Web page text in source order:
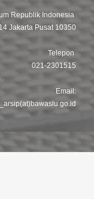
Republik Indonesia
Jakarta Pusat 10350
Telepon
021-2301515
Email: